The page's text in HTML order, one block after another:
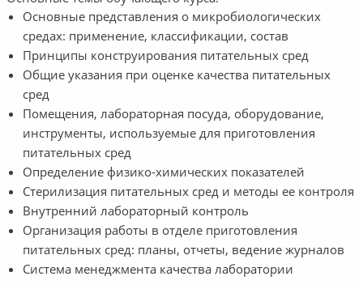
Основные представления о микробиологических
средах: применение, классификации, состав
Принципы конструирования питательных сред
Общие указания при оценке качества питательных
сред
Помещения, лабораторная посуда, оборудование,
инструменты, используемые для приготовления
питательных сред
Определение физико-химических показателей
Стерилизация питательных сред и методы ее контроля
Внутренний лабораторный контроль
Организация работы в отделе приготовления
питательных сред: планы, отчеты, ведение журналов
Система менеджмента качества лаборатории